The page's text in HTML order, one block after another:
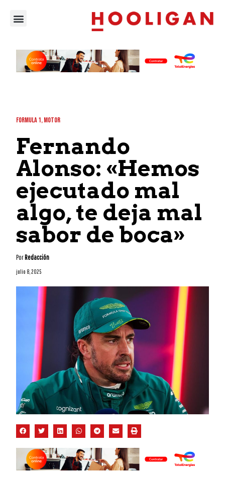
FORMULA 1,MOTOR
Fernando
Alonso: «Hemos
ejecutado mal
algo, te deja mal
sabor de boca»
PorRedacción
julio 8, 2025